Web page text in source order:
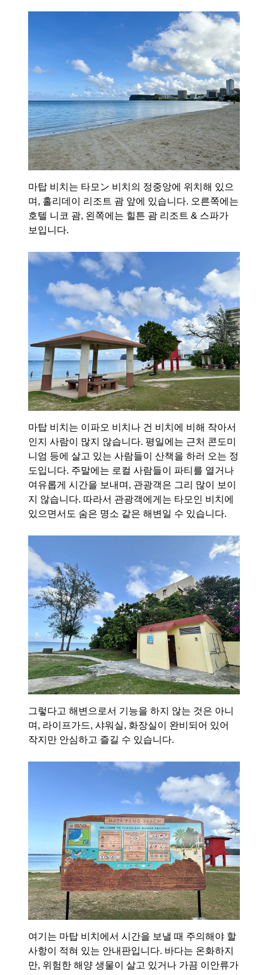
마탑 비치는 타모ン 비치의 정중앙에 위치해 있으
며, 홀리데이 리조트 괌 앞에 있습니다. 오른쪽에는
호텔 니코 괌, 왼쪽에는 힐튼 괌 리조트 & 스파가
보입니다.
마탑 비치는 이파오 비치나 건 비치에 비해 작아서
인지 사람이 많지 않습니다. 평일에는 근처 콘도미
니엄 등에 살고 있는 사람들이 산책을 하러 오는 정
도입니다. 주말에는 로컬 사람들이 파티를 열거나
여유롭게 시간을 보내며, 관광객은 그리 많이 보이
지 않습니다. 따라서 관광객에게는 타모인 비치에
있으면서도 숨은 명소 같은 해변일 수 있습니다.
그렇다고 해변으로서 기능을 하지 않는 것은 아니
며, 라이프가드, 샤워실, 화장실이 완비되어 있어
작지만 안심하고 즐길 수 있습니다.
여기는 마탑 비치에서 시간을 보낼 때 주의해야 할
사항이 적혀 있는 안내판입니다. 바다는 온화하지
만, 위험한 해양 생물이 살고 있거나 가끔 이안류가